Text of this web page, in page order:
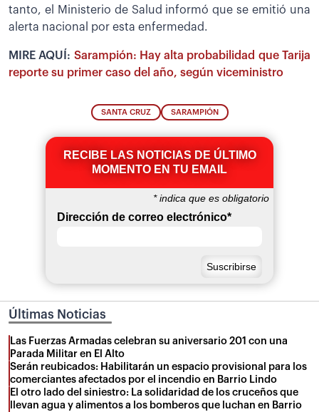
tanto, el Ministerio de Salud informó que se emitió una
alerta nacional por esta enfermedad.
MIRE AQUÍ: Sarampión: Hay alta probabilidad que Tarija
reporte su primer caso del año, según viceministro
SANTA CRUZ SARAMPIÓN
RECIBE LAS NOTICIAS DE ÚLTIMO
MOMENTO EN TU EMAIL
*indica que es obligatorio
Dirección de correo electrónico*
Últimas Noticias
Las Fuerzas Armadas celebran su aniversario 201 con una
Parada Militar en El Alto
Serán reubicados: Habilitarán un espacio provisional para los
comerciantes afectados por el incendio en Barrio Lindo
El otro lado del siniestro: La solidaridad de los cruceños que
llevan agua y alimentos a los bomberos que luchan en Barrio